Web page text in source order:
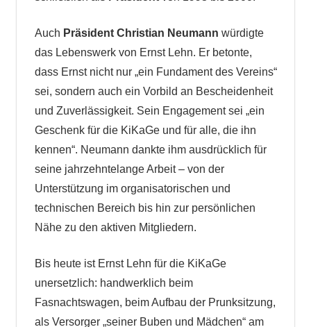
Auch Präsident Christian Neumann würdigte
das Lebenswerk von Ernst Lehn. Er betonte,
dass Ernst nicht nur „ein Fundament des Vereins“
sei, sondern auch ein Vorbild an Bescheidenheit
und Zuverlässigkeit. Sein Engagement sei „ein
Geschenk für die KiKaGe und für alle, die ihn
kennen“. Neumann dankte ihm ausdrücklich für
seine jahrzehntelange Arbeit – von der
Unterstützung im organisatorischen und
technischen Bereich bis hin zur persönlichen
Nähe zu den aktiven Mitgliedern.
Bis heute ist Ernst Lehn für die KiKaGe
unersetzlich: handwerklich beim
Fasnachtswagen, beim Aufbau der Prunksitzung,
als Versorger „seiner Buben und Mädchen“ am